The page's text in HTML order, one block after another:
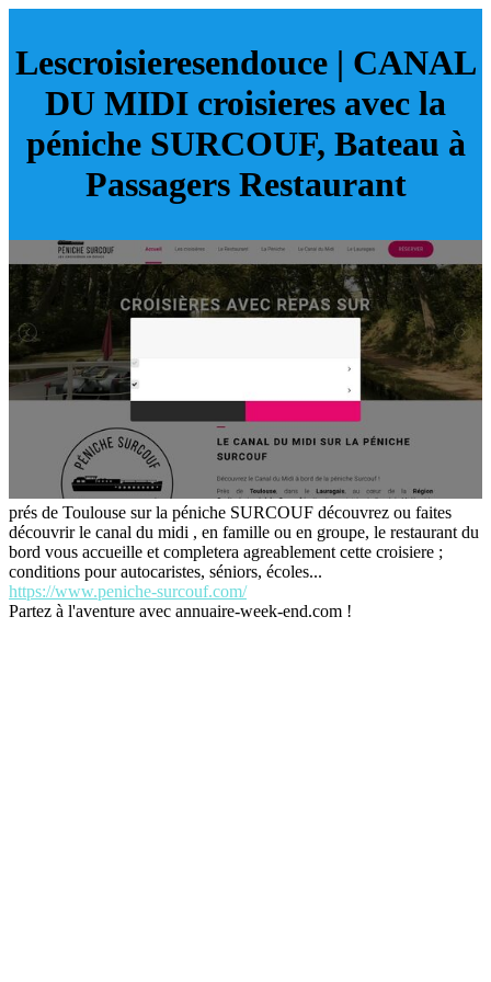
Lescroisieresendouce | CANAL
DU MIDI croisieres avec la
péniche SURCOUF, Bateau à
Passagers Restaurant
prés de Toulouse sur la péniche SURCOUF découvrez ou faites
découvrir le canal du midi , en famille ou en groupe, le restaurant du
bord vous accueille et completera agreablement cette croisiere ;
conditions pour autocaristes, séniors, écoles...
https://www.peniche-surcouf.com/
Partez à l'aventure avec annuaire-week-end.com !